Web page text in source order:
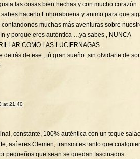
las cosas bien hechas y con mucho corazón
sabes hacerlo.Enhorabuena y animo para que
muchas más aventuras sobre
y porque eres auténtica …ya sabes , NUNCA
COMO LAS LUCIERNAGAS.
detrás de ese , tú gran sueño ,sin olvidarte de
at 21:40
constante, 100% auténtica con un toque
así eres Clemen, transmites tanto que cualquier
pequeños que sean se quedan fascinados